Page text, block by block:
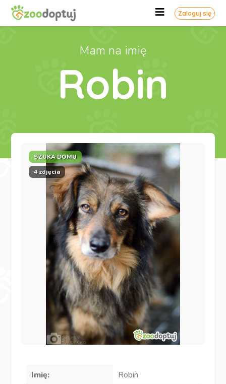
Zaloguj się
Mam na imię
Robin
SZUKA DOMU
4 zdjęcia
Imię:
Robin